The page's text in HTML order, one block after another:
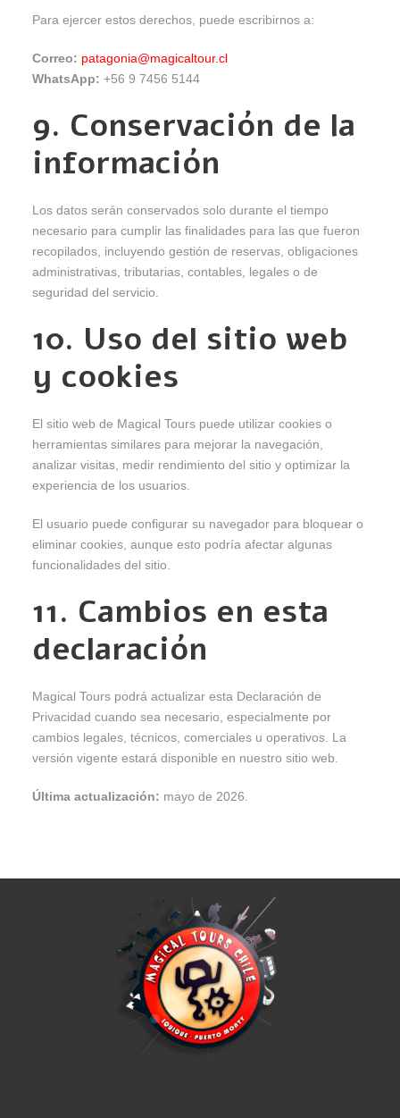
Para ejercer estos derechos, puede escribirnos a:
Correo: patagonia@magicaltour.cl
WhatsApp: +56 9 7456 5144
9. Conservación de la
información
Los datos serán conservados solo durante el tiempo
necesario para cumplir las finalidades para las que fueron
recopilados, incluyendo gestión de reservas, obligaciones
administrativas, tributarias, contables, legales o de
seguridad del servicio.
10. Uso del sitio web
y cookies
El sitio web de Magical Tours puede utilizar cookies o
herramientas similares para mejorar la navegación,
analizar visitas, medir rendimiento del sitio y optimizar la
experiencia de los usuarios.
El usuario puede configurar su navegador para bloquear o
eliminar cookies, aunque esto podría afectar algunas
funcionalidades del sitio.
11. Cambios en esta
declaración
Magical Tours podrá actualizar esta Declaración de
Privacidad cuando sea necesario, especialmente por
cambios legales, técnicos, comerciales u operativos. La
versión vigente estará disponible en nuestro sitio web.
Última actualización: mayo de 2026.